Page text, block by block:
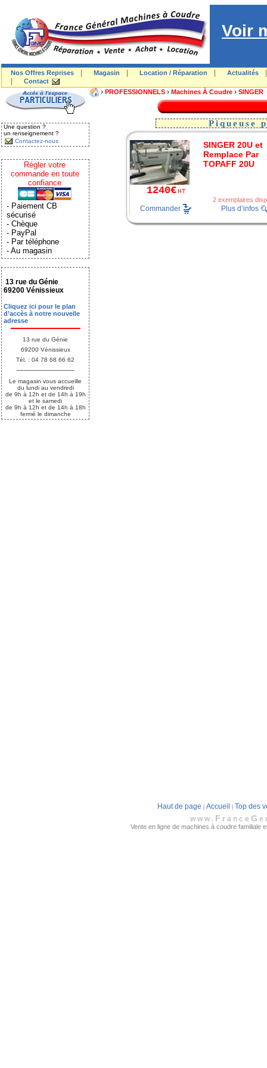
Voir
Nos Offres Reprises Magasin Location / Réparation Actualités
Contact
Une question ?
un renseignement ?
Contactez-nous
Régler votre
commande en toute
confiance
- Paiement CB
sécurisé
- Chèque
- PayPal
- Par téléphone
- Au magasin
13 rue du Génie
69200 Vénissieux
Cliquez ici pour le plan
d’accès à notre nouvelle
adresse
13 rue du Génie
69200 Vénissieux
Tél. : 04 78 68 66 62
Le magasin vous accueille
du lundi au vendredi
de 9h à 12h et de 14h à 19h
et le samedi
de 9h à 12h et de 14h à 18h
fermé le dimanche
› PROFESSIONNELS › Machines À Coudre › SINGER
Piqueuse
SINGER 20U et
Remplace Par
TOPAFF 20U
1240€ HT
2 exemplaires
Commander Plus d’infos
Haut de page Accueil
Top des
www. F rance G
Vente en ligne de machines à coudre familiale